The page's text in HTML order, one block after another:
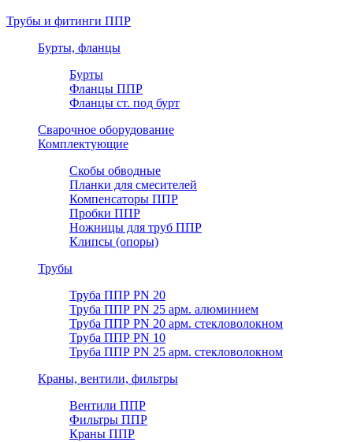
Трубы и фитинги ППР
Бурты, фланцы
Бурты
Фланцы ППР
Фланцы ст. под бурт
Сварочное оборудование
Комплектующие
Скобы обводные
Планки для смесителей
Компенсаторы ППР
Пробки ППР
Ножницы для труб ППР
Клипсы (опоры)
Трубы
Труба ППР PN 20
Труба ППР PN 25 арм. алюминием
Труба ППР PN 20 арм. стекловолокном
Труба ППР PN 10
Труба ППР PN 25 арм. стекловолокном
Краны, вентили, фильтры
Вентили ППР
Фильтры ППР
Краны ППР